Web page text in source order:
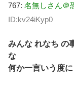
767: 名無しさん＠
ID:kv24iKyp0
みんな れなち の
な
何か一言いう度